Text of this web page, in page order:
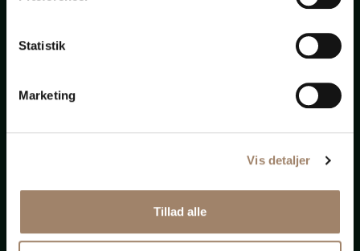
Statistik
Marketing
Vis detaljer
Tillad alle
bistand
til
Nye krav om ligeløn
og